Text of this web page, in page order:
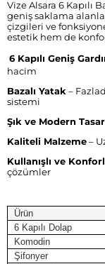
Vize Alsara 6 Kapılı
geniş saklama
çizgileri ve
estetik hem de
6 Kapılı Geniş
hacim
Bazalı Yatak –
sistemi
Şık ve Modern
Kaliteli Malzeme –
Kullanışlı ve
çözümler
Ürün
6 Kapılı Dolap
Komodin
Şifonyer